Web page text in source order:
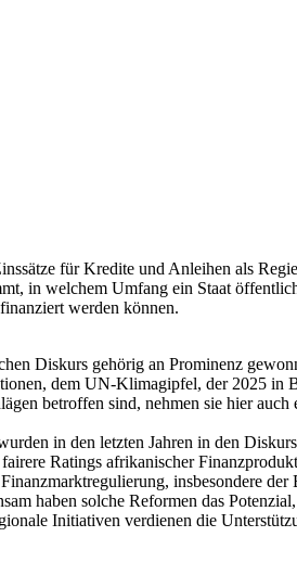
für Kredite und Anleihen als
in welchem Umfang ein Staat
werden können.
Diskurs gehörig an Prominenz
dem UN-Klimagipfel, der 2025 in
betroffen sind, nehmen sie hier
in den letzten Jahren in den
Ratings afrikanischer
insbesondere
haben solche Reformen das
Initiativen verdienen die